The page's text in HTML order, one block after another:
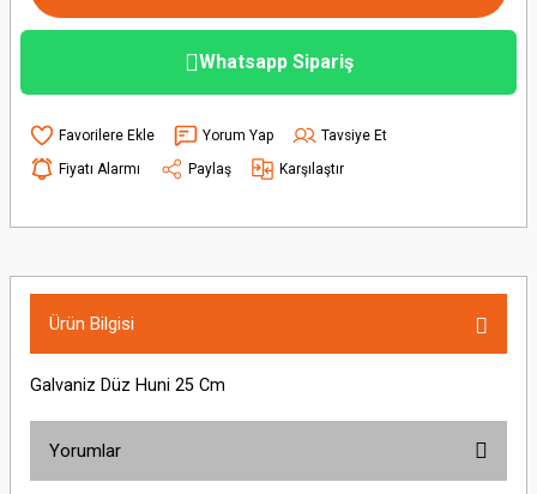
Whatsapp Sipariş
Yorum Yap
Tavsiye Et
Fiyatı Alarmı
Paylaş Karşılaştır
Ürün Bilgisi
Galvaniz Düz Huni 25 Cm
Yorumlar